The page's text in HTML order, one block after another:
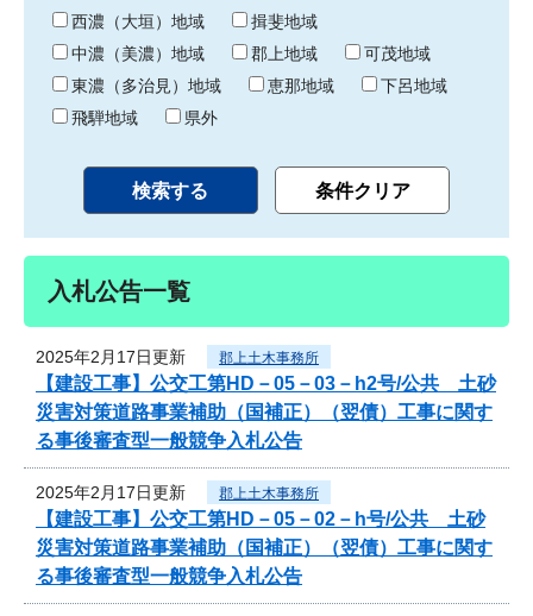
り 西濃（大垣）地域
揖斐地域
中濃（美濃）地域
郡上地域
可茂地域
東濃（多治見）地域
恵那地域
下呂地域
飛騨地域
県外
入札公告一覧
2025年2月17日更新 郡上土木事務所
【建設工事】公交工第HD－05－03－h2号/公共 土砂
災害対策道路事業補助（国補正）（翌債）工事に関す
る事後審査型一般競争入札公告
2025年2月17日更新 郡上土木事務所
【建設工事】公交工第HD－05－02－h号/公共 土砂
災害対策道路事業補助（国補正）（翌債）工事に関す
る事後審査型一般競争入札公告